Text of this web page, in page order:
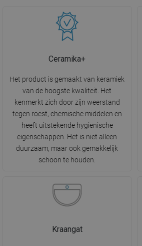
Ceramika+
Het product is gemaakt van keramiek
van de hoogste kwaliteit. Het
kenmerkt zich door zijn weerstand
tegen roest, chemische middelen en
heeft uitstekende hygiënische
eigenschappen. Het is niet alleen
duurzaam, maar ook gemakkelijk
schoon te houden.
Kraangat